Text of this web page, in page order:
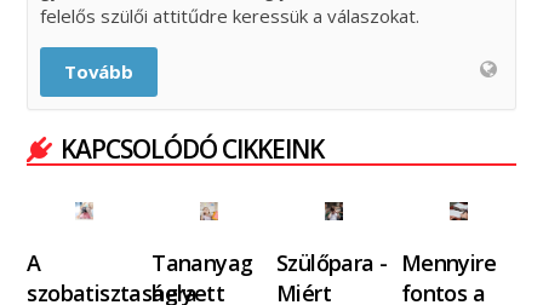
felelős szülői attitűdre keressük a válaszokat.
Tovább
KAPCSOLÓDÓ CIKKEINK
A
szobatisztaságra
Tananyag
helyett
Szülőpara -
Miért
Mennyire
fontos a